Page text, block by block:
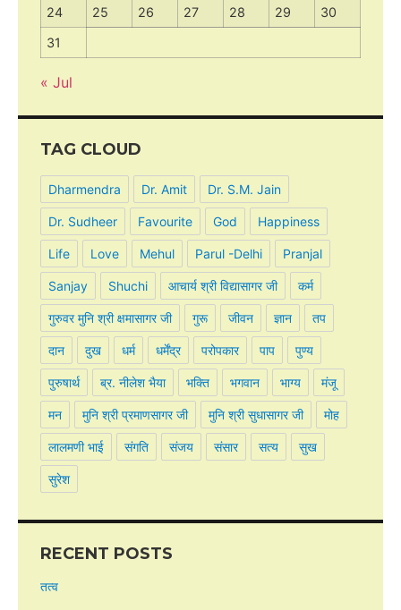
24
25 26 27 28 29
30
31
« Jul
TAG CLOUD
Dharmendra Dr. Amit Dr. S.M. Jain
Dr. Sudheer Favourite God Happiness
Life Love Mehul Parul -Delhi Pranjal
Sanjay Shuchi आचार्य श्री विद्यासागर जी कर्म
गुरुवर मुनि श्री क्षमासागर जी गुरू जीवन ज्ञान तप
दान दुख धर्म धर्मेंद्र परोपकार पाप पुण्य
पुरुषार्थ ब्र. नीलेश भैया भक्ति भगवान भाग्य मंजू
मन मुनि श्री प्रमाणसागर जी मुनि श्री सुधासागर जी मोह
लालमणी भाई संगति संजय संसार सत्य सुख
सुरेश
RECENT POSTS
तत्व